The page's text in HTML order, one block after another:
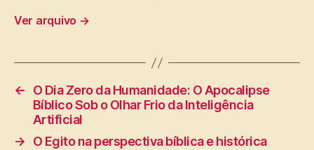
Ver arquivo →
←
O Dia Zero da Humanidade: O Apocalipse
Bíblico Sob o Olhar Frio da Inteligência
Artificial
→
O Egito na perspectiva bíblica e histórica